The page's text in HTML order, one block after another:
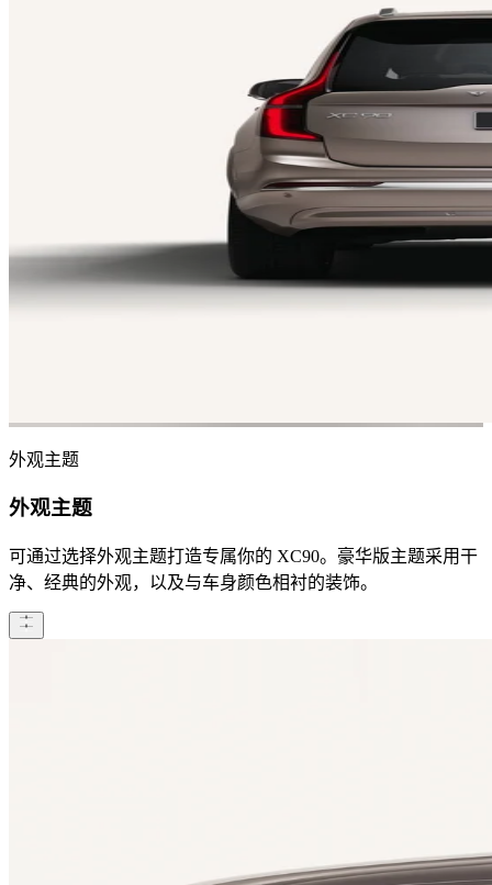
外观主题
外观主题
可通过选择外观主题打造专属你的 XC90。豪华版主题采用干
净、经典的外观，以及与车身颜色相衬的装饰。